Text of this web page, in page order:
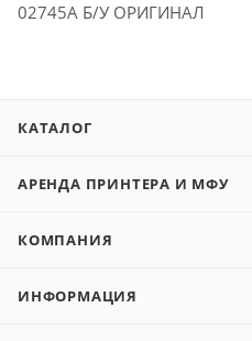
02745A Б/У ОРИГИНАЛ
КАТАЛОГ
АРЕНДА ПРИНТЕРА И МФУ
КОМПАНИЯ
ИНФОРМАЦИЯ